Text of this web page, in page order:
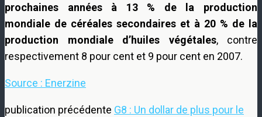
prochaines années à 13 % de la production
mondiale de céréales secondaires et à 20 % de la
production mondiale d’huiles végétales, contre
respectivement 8 pour cent et 9 pour cent en 2007.
Source : Enerzine
publication précédente G8 : Un dollar de plus pour le